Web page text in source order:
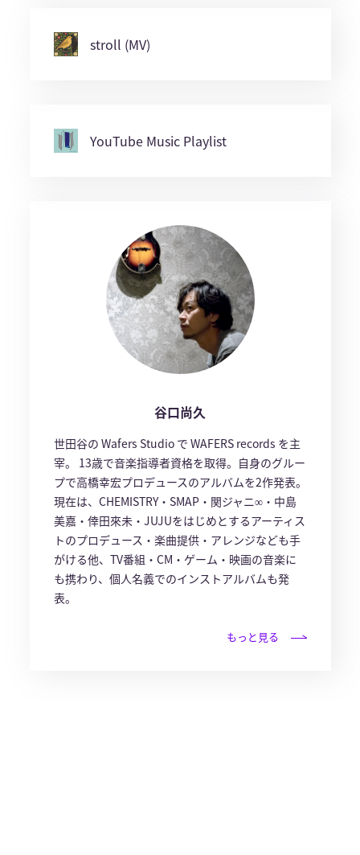
stroll (MV)
YouTube Music Playlist
谷口尚久
世田谷の Wafers Studio で WAFERS records を主
宰。 13歳で音楽指導者資格を取得。自身のグルー
プで高橋幸宏プロデュースのアルバムを2作発表。
現在は、CHEMISTRY・SMAP・関ジャニ∞・中島
美嘉・倖田來未・JUJUをはじめとするアーティス
トのプロデュース・楽曲提供・アレンジなども手
がける他、TV番組・CM・ゲーム・映画の音楽に
も携わり、個人名義でのインストアルバムも発
表。
もっと見る